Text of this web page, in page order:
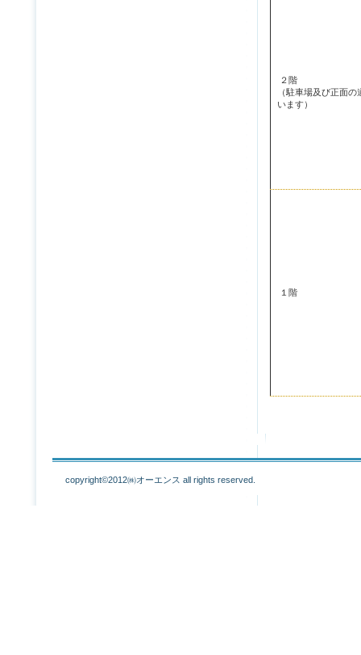
２階
（駐車場及び正面
います）
１階
copyright©2012㈱オーエンス all rights reserved.